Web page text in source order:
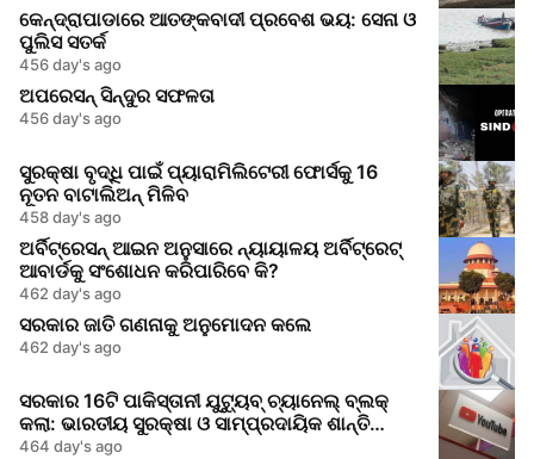
କେନ୍ଦ୍ରାପାଡାରେ ଆତଙ୍କବାଦୀ ପ୍ରବେଶ ଭୟ: ସେନା ଓ
ପୁଲିସ ସତର୍କ
456 day's ago
ଅପରେସନ୍ ସିନ୍ଦୁର ସଫଳତା
456 day's ago
ସୁରକ୍ଷା ବୃଦ୍ଧି ପାଇଁ ପ୍ୟାରାମିଲିଟେରୀ ଫୋର୍ସକୁ 16
ନୂତନ ବାଟାଲିଅନ୍ ମିଳିବ
458 day's ago
ଅର୍ବିଟ୍ରେସନ୍ ଆଇନ ଅନୁସାରେ ନ୍ୟାୟାଳୟ ଅର୍ବିଟ୍ରେଟ୍
ଆବାର୍ଡକୁ ସଂଶୋଧନ କରିପାରିବେ କି?
462 day's ago
ସରକାର ଜାତି ଗଣନାକୁ ଅନୁମୋଦନ କଲେ
462 day's ago
ସରକାର 16ଟି ପାକିସ୍ତାନୀ ଯୁଟ୍ୟୁବ୍ ଚ୍ୟାନେଲ୍ ବ୍ଲକ୍
କଲା: ଭାରତୀୟ ସୁରକ୍ଷା ଓ ସାମ୍ପ୍ରଦାୟିକ ଶାନ୍ତି
ଉପରେ ଭ୍ରମ ତଥ୍ୟ ପ୍ରଚାର
464 day's ago